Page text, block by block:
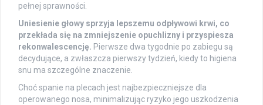
pełnej sprawności.
Uniesienie głowy sprzyja lepszemu odpływowi krwi, co
przekłada się na zmniejszenie opuchlizny i przyspiesza
rekonwalescencję. Pierwsze dwa tygodnie po zabiegu są
decydujące, a zwłaszcza pierwszy tydzień, kiedy to higiena
snu ma szczególne znaczenie.
Choć spanie na plecach jest najbezpieczniejsze dla
operowanego nosa, minimalizując ryzyko jego uszkodzenia